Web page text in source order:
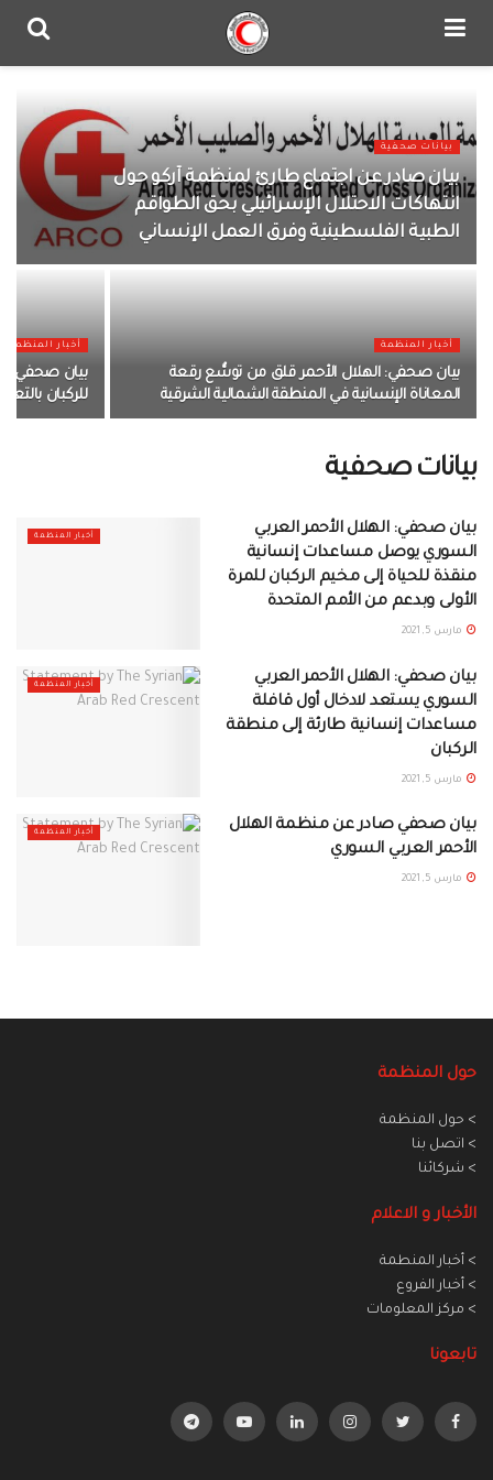
بيانات صحفية
بيان صادر عن اجتماع طارئ لمنظمة آركو حول
انتهاكات الاحتلال الإسرائيلي بحق الطواقم
الطبية الفلسطينية وفرق العمل الإنساني
أخبار المنظمة
بيان صحفي: الهلال الأحمر قلق من توسُّع رقعة
المعاناة الإنسانية في المنطقة الشمالية الشرقية
أخبار المنظمة
بيان صحفي:
للركبان
بيانات صحفية
أخبار المنظمة
بيان صحفي: الهلال الأحمر العربي
السوري يوصل مساعدات إنسانية
منقذة للحياة إلى مخيم الركبان للمرة
الأولى وبدعم من الأمم المتحدة
مارس 5, 2021
أخبار المنظمة
بيان صحفي: الهلال الأحمر العربي
السوري يستعد لادخال أول قافلة
مساعدات إنسانية طارئة إلى منطقة
الركبان
مارس 5, 2021
أخبار المنظمة
بيان صحفي صادر عن منظمة الهلال
الأحمر العربي السوري
مارس 5, 2021
حول المنظمة
> حول المنظمة
> اتصل بنا
> شركائنا
الأخبار و الاعلام
> أخبار المنطمة
> أخبار الفروع
> مركز المعلومات
تابعونا